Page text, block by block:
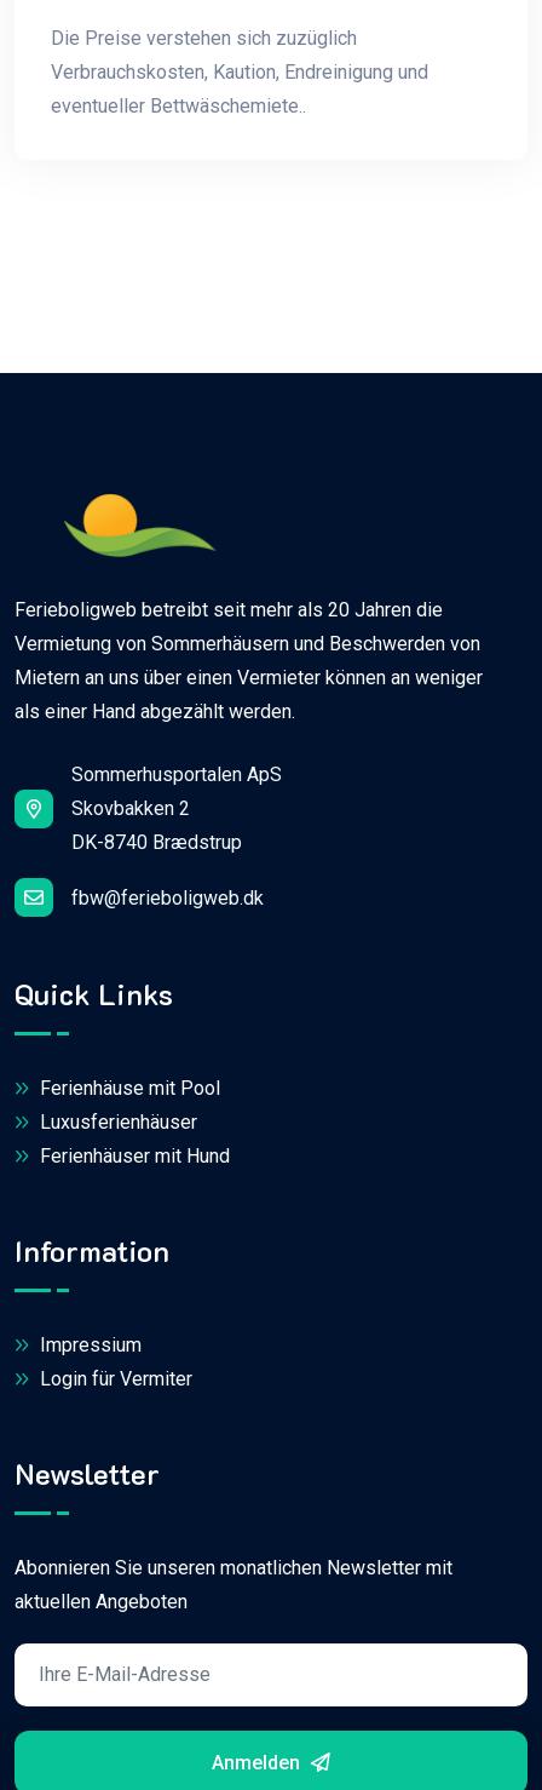
Die Preise verstehen sich zuzüglich
Verbrauchskosten, Kaution, Endreinigung und
eventueller Bettwäschemiete..
Ferieboligweb betreibt seit mehr als 20 Jahren die
Vermietung von Sommerhäusern und Beschwerden von
Mietern an uns über einen Vermieter können an weniger
als einer Hand abgezählt werden.
Sommerhusportalen ApS
Skovbakken 2
DK-8740 Brædstrup
fbw@ferieboligweb.dk
Quick Links
Ferienhäuse mit Pool
Luxusferienhäuser
Ferienhäuser mit Hund
Information
Impressium
Login für Vermiter
Newsletter
Abonnieren Sie unseren monatlichen Newsletter mit
aktuellen Angeboten
Anmelden